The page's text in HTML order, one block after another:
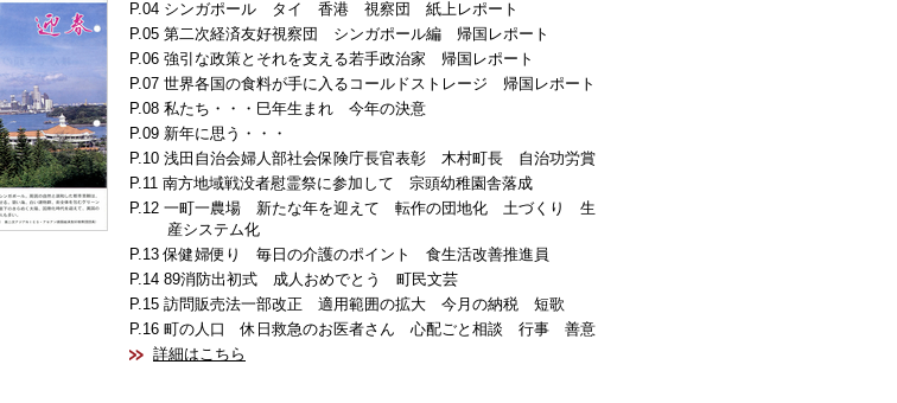
シンガポール タイ 香港 視察団 紙上レポート
第二次経済友好視察団 シンガポール編 帰国レポート
強引な政策とそれを支える若手政治家 帰国レポート
世界各国の食料が手に入るコールドストレージ 帰国レポート
私たち・・・巳年生まれ 今年の決意
新年に思う・・・
浅田自治会婦人部社会保険庁長官表彰 木村町長 自治功労賞
南方地域戦没者慰霊祭に参加して 宗頭幼稚園舎落成
一町一農場 新たな年を迎えて 転作の団地化 土づくり 生
産システム化
保健婦便り 毎日の介護のポイント 食生活改善推進員
89消防出初式 成人おめでとう 町民文芸
訪問販売法一部改正 適用範囲の拡大 今月の納税 短歌
町の人口 休日救急のお医者さん 心配ごと相談 行事 善意
詳細はこちら